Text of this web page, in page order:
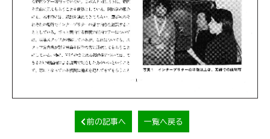
前の記事へ 一覧へ戻る